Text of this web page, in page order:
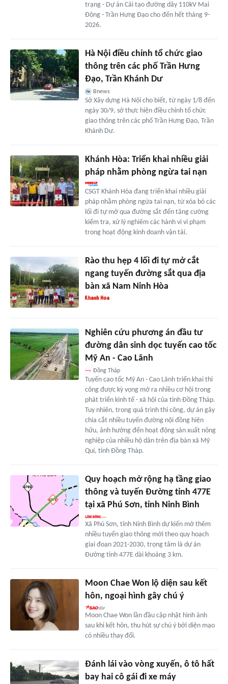
trạng - Dự án Cải tạo đường dây 110kV Mai
Động - Trần Hưng Đạo cho đến hết tháng 9-
2026.
Hà Nội điều chỉnh tổ chức giao
thông trên các phố Trần Hưng
Đạo, Trần Khánh Dư
Bnews
Sở Xây dựng Hà Nội cho biết, từ ngày 1/8 đến
ngày 30/9, sở thực hiện điều chỉnh tổ chức
giao thông trên các phố Trần Hưng Đạo, Trần
Khánh Dư.
Khánh Hòa: Triển khai nhiều giải
pháp nhằm phòng ngừa tai nạn
CSGT Khánh Hòa đang triển khai nhiều giải
pháp nhằm phòng ngừa tai nạn, từ xóa bỏ các
lối đi tự mở qua đường sắt đến tăng cường
kiểm tra, xử lý nghiêm các hành vi vi phạm
trong hoạt động kinh doanh vận tải.
Rào thu hẹp 4 lối đi tự mở cắt
ngang tuyến đường sắt qua địa
bàn xã Nam Ninh Hòa
Nghiên cứu phương án đầu tư
đường dân sinh dọc tuyến cao tốc
Mỹ An - Cao Lãnh
Đồng Tháp
Tuyến cao tốc Mỹ An - Cao Lãnh triển khai thi
công được kỳ vọng mở ra nhiều cơ hội trong
phát triển kinh tế - xã hội của tỉnh Đồng Tháp.
Tuy nhiên, trong quá trình thi công, dự án gây
chia cắt nhiều tuyến đường nội đồng hiện
hữu, ảnh hưởng đến hoạt động sản xuất nông
nghiệp của nhiều hộ dân trên địa bàn xã Mỹ
Quí, tỉnh Đồng Tháp.
Quy hoạch mở rộng hạ tầng giao
thông và tuyến Đường tỉnh 477E
tại xã Phú Sơn, tỉnh Ninh Bình
Xã Phú Sơn, tỉnh Ninh Bình dự kiến mở thêm
nhiều tuyến giao thông mới theo quy hoạch
giai đoạn 2021-2030, trọng tâm là dự án
Đường tỉnh 477E dài khoảng 3 km.
Moon Chae Won lộ diện sau kết
hôn, ngoại hình gây chú ý
Moon Chae Won lần đầu cập nhật hình ảnh
sau khi kết hôn, thu hút sự chú ý bởi diện mạo
có nhiều thay đổi.
Đánh lái vào vòng xuyến, ô tô hất
bay hai cô gái đi xe máy